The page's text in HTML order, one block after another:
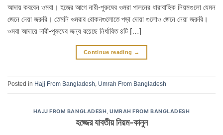
আদায় করবেন ওমরা। হজের আগে নারী-পুরুষের ওমরা পালনের ধারাবাহিক নিয়মগুলো যেমন
জেনে নেয়া জরুরি। তেমনি ওমরার রোকনগুলোতে পড়া দোয়া গুলোও জেনে নেয়া জরুরি।
ওমরা আদায়ে নারী-পুরুষের জন্য রয়েছে নির্ধারিত ৪টি […]
Continue reading →
Posted in Hajj From Bangladesh, Umrah From Bangladesh
HAJJ FROM BANGLADESH,UMRAH FROM BANGLADESH
হজ্জের যাবতীয় নিয়ম-কানুন